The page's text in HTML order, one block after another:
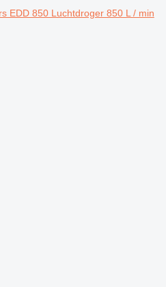
EDD 850 Luchtdroger 850 L / min